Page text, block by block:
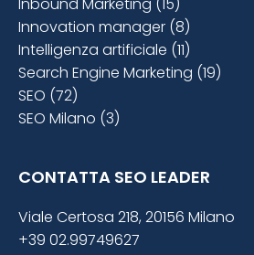
Inbound Marketing (15)
Innovation manager (8)
Intelligenza artificiale (11)
Search Engine Marketing (19)
SEO (72)
SEO Milano (3)
CONTATTA SEO LEADER
Viale Certosa 218, 20156 Milano
+39 02.99749627